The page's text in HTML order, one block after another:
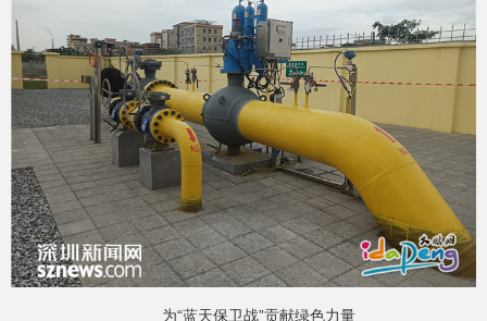
为“蓝天保卫战”贡献绿色力量